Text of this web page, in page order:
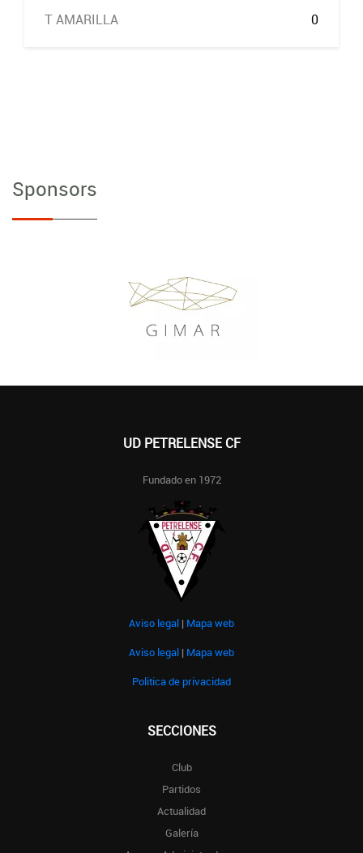
T AMARILLA 0
Sponsors
UD PETRELENSE CF
Fundado en 1972
Aviso legal | Mapa web
Aviso legal | Mapa web
Politica de privacidad
SECCIONES
Club
Partidos
Actualidad
Galería